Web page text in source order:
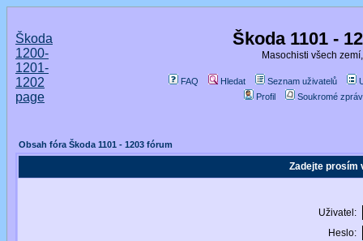
Škoda
1200-
1201-
1202
page
Škoda 1101 -
Masochisti všech
FAQ Hledat Seznam uživatelů
Profil
Soukromé
Obsah fóra Škoda 1101 - 1203 fórum
Zadejte prosím
Uživatel:
Heslo: